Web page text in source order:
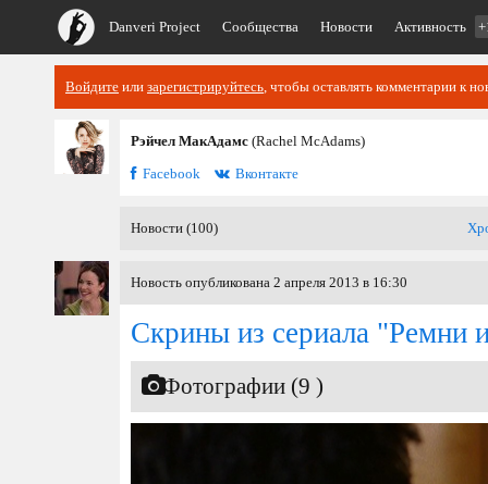
Danveri Project Сообщества Новости Активность
Войдите или зарегистрируйтесь, чтобы оставлять комментарии к
Рэйчел МакАдамс (Rachel McAdams)
Facebook
Вконтакте
Новости (100)
Новость опубликована 2 апреля 2013 в 16:30
Скрины из сериала "Ремни
Фотографии (9 )